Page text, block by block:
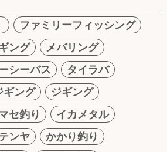
ファミリーフィッシング
ング
メバリング
シーバス
タイラバ
ギング
ジギング
セ釣り
イカメタル
ンヤ
かかり釣り